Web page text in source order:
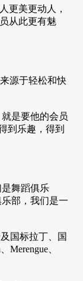
更美更动人，
从此更有魅
源于轻松和快
就是要他的会员
到乐趣，得到
是舞蹈俱乐
乐部，我们是一
国标拉丁、国
Merengue、